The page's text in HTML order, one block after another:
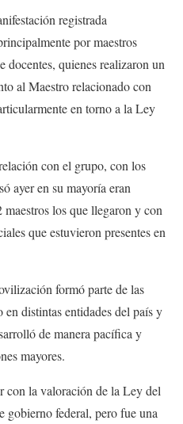
registrada
por maestros
quienes realizaron un
al Maestro relacionado con
en torno a la Ley
con el grupo, con los
ayer en su mayoría eran
los que llegaron y con
que estuvieron presentes en
formó parte de las
en distintas entidades del país y
de manera pacífica y
mayores.
con la valoración de la Ley del
gobierno federal, pero fue una